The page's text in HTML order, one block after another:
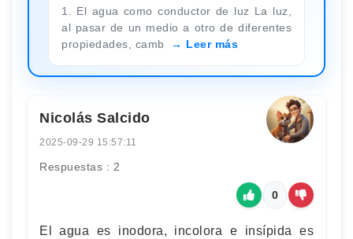
1. El agua como conductor de luz La luz,
al pasar de un medio a otro de diferentes
propiedades, camb
Leer más
Nicolás Salcido
2025-09-29 15:57:11
Respuestas : 2
0
El agua es inodora, incolora e insípida es